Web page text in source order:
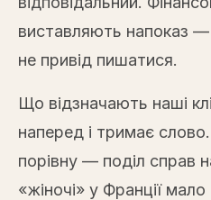
виставляють напоказ
не привід пишатися.
Що відзначають наші
наперед і тримає
порівну — поділ справ
«жіночі» у Франції